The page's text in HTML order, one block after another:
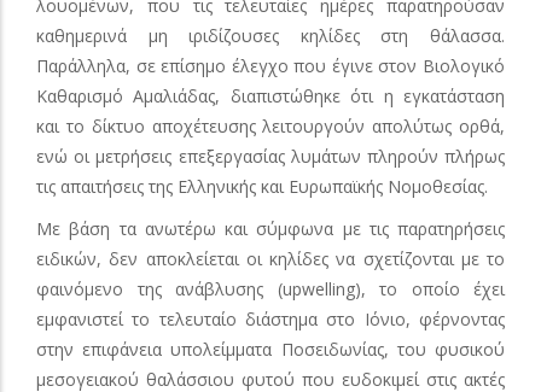
λουομένων, που τις τελευταίες ημέρες παρατηρούσαν
καθημερινά μη ιριδίζουσες κηλίδες στη θάλασσα.
Παράλληλα, σε επίσημο έλεγχο που έγινε στον Βιολογικό
Καθαρισμό Αμαλιάδας, διαπιστώθηκε ότι η εγκατάσταση
και το δίκτυο αποχέτευσης λειτουργούν απολύτως ορθά,
ενώ οι μετρήσεις επεξεργασίας λυμάτων πληρούν πλήρως
τις απαιτήσεις της Ελληνικής και Ευρωπαϊκής Νομοθεσίας.
Με βάση τα ανωτέρω και σύμφωνα με τις παρατηρήσεις
ειδικών, δεν αποκλείεται οι κηλίδες να σχετίζονται με το
φαινόμενο της ανάβλυσης (upwelling), το οποίο έχει
εμφανιστεί το τελευταίο διάστημα στο Ιόνιο, φέρνοντας
στην επιφάνεια υπολείμματα Ποσειδωνίας, του φυσικού
μεσογειακού θαλάσσιου φυτού που ευδοκιμεί στις ακτές